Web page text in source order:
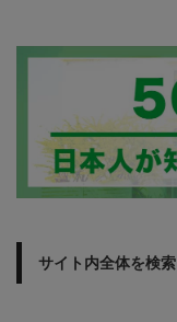
サイト内全体を検索